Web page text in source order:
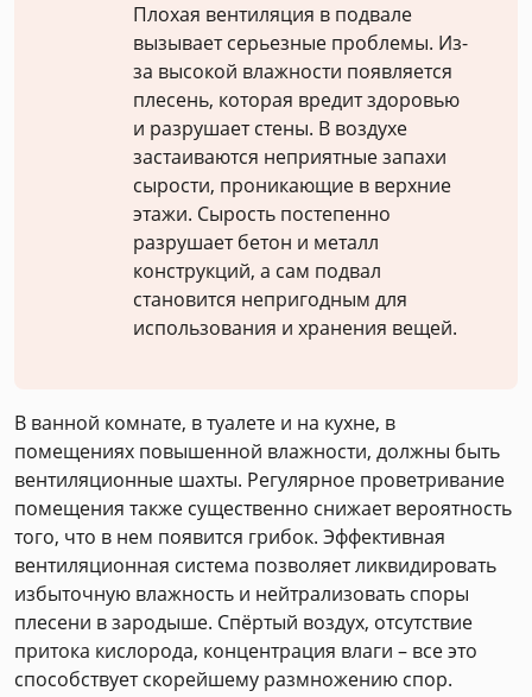
Плохая вентиляция в подвале
вызывает серьезные проблемы. Из-
за высокой влажности появляется
плесень, которая вредит здоровью
и разрушает стены. В воздухе
застаиваются неприятные запахи
сырости, проникающие в верхние
этажи. Сырость постепенно
разрушает бетон и металл
конструкций, а сам подвал
становится непригодным для
использования и хранения вещей.
В ванной комнате, в туалете и на кухне, в
помещениях повышенной влажности, должны быть
вентиляционные шахты. Регулярное проветривание
помещения также существенно снижает вероятность
того, что в нем появится грибок. Эффективная
вентиляционная система позволяет ликвидировать
избыточную влажность и нейтрализовать споры
плесени в зародыше. Спёртый воздух, отсутствие
притока кислорода, концентрация влаги – все это
способствует скорейшему размножению спор.